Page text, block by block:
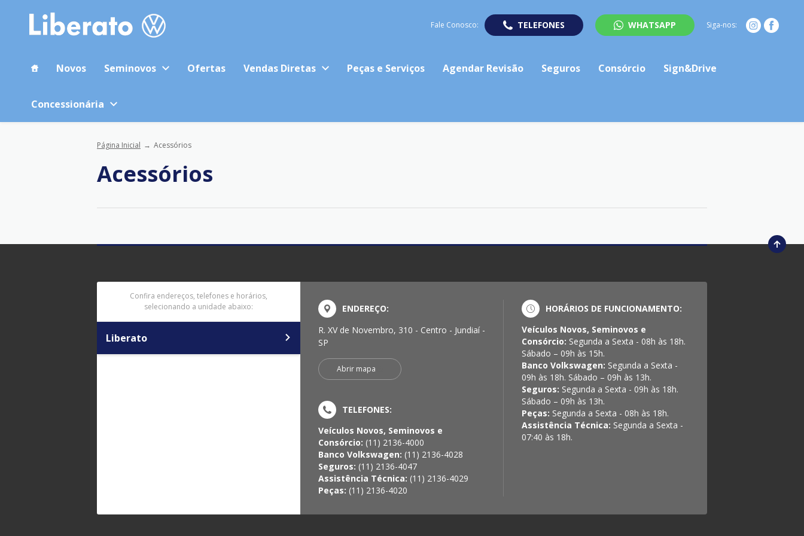
Fale Conosco: TELEFONES WHATSAPP Siga-nos:
Novos Seminovos Ofertas Vendas Diretas Peças e Serviços Agendar Revisão Seguros Consórcio Sign&Drive
Concessionária
Página Inicial Acessórios
Acessórios
Confira endereços, telefones e horários,
selecionando a unidade abaixo:
Liberato
ENDEREÇO:
R. XV de Novembro, 310 - Centro - Jundiaí -
SP
Abrir mapa
TELEFONES:
Veículos Novos, Seminovos e
Consórcio: (11) 2136-4000
Banco Volkswagen: (11) 2136-4028
Seguros: (11) 2136-4047
Assistência Técnica: (11) 2136-4029
Peças: (11) 2136-4020
HORÁRIOS DE FUNCIONAMENTO:
Veículos Novos, Seminovos e
Consórcio: Segunda a Sexta - 08h às 18h.
Sábado – 09h às 15h.
Banco Volkswagen: Segunda a Sexta -
09h às 18h. Sábado – 09h às 13h.
Seguros: Segunda a Sexta - 09h às 18h.
Sábado – 09h às 13h.
Peças: Segunda a Sexta - 08h às 18h.
Assistência Técnica: Segunda a Sexta -
07:40 às 18h.